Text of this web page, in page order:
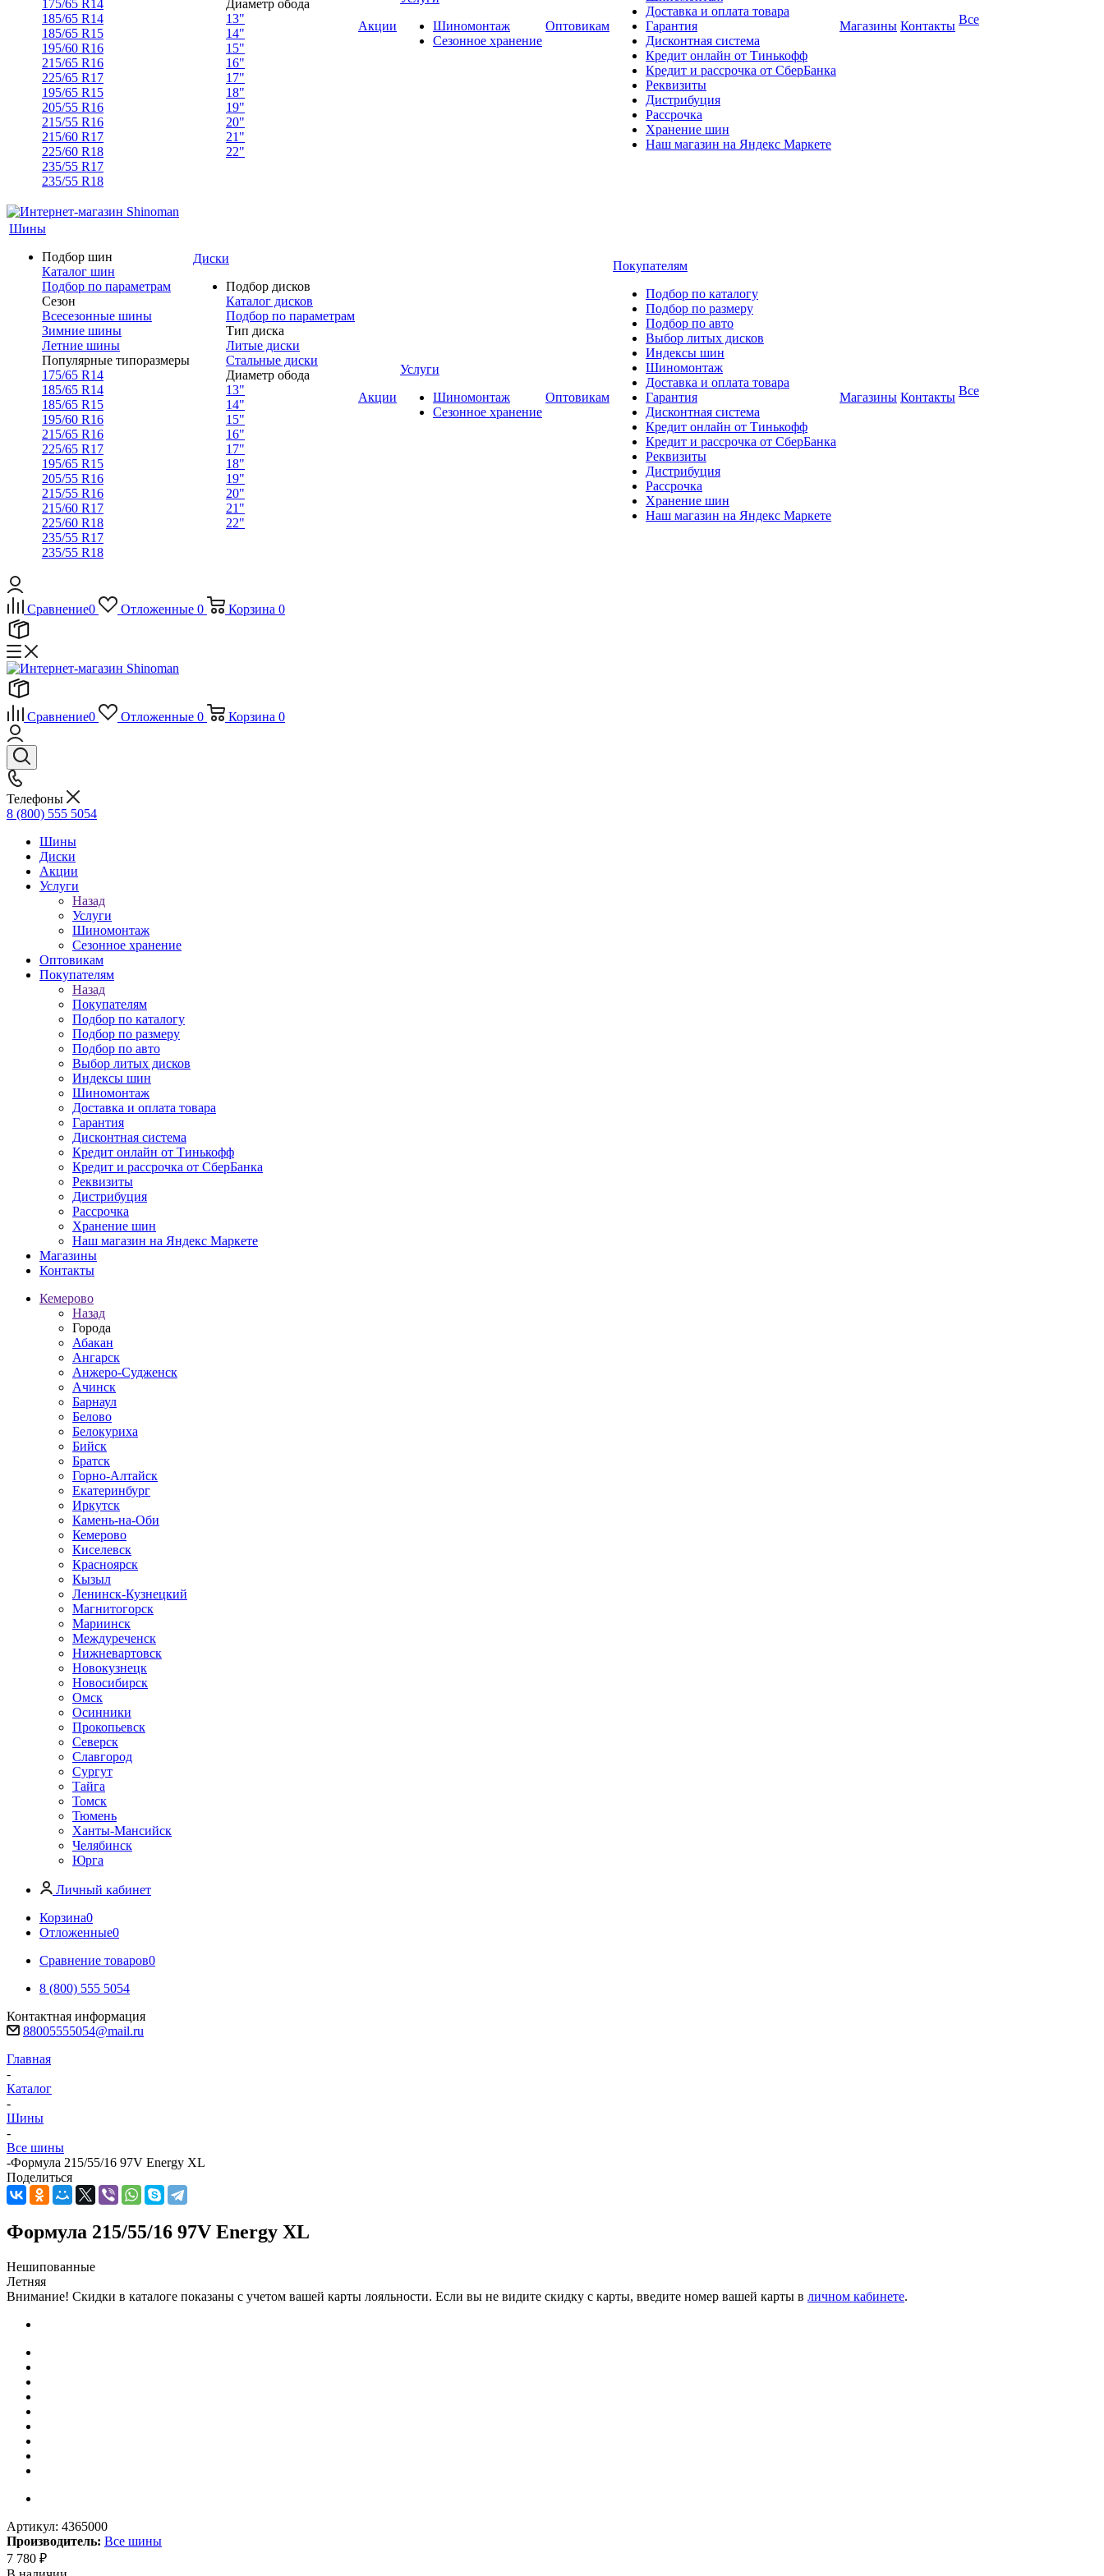
175/65 R14
185/65 R14
185/65 R15
195/60 R16
215/65 R16
225/65 R17
195/65 R15
205/55 R16
215/55 R16
215/60 R17
225/60 R18
235/55 R17
235/55 R18
Диаметр обода
13"
14"
15"
16"
17"
18"
19"
20"
21"
22"
Акции
Шиномонтаж
Сезонное хранение
Оптовикам
Доставка и оплата товара
Гарантия
Дисконтная система
Кредит онлайн от Тинькофф
Кредит и рассрочка от СберБанка
Реквизиты
Дистрибуция
Рассрочка
Хранение шин
Наш магазин на Яндекс Маркете
Магазины Контакты Все
Шины
Подбор шин
Каталог шин
Подбор по параметрам
Сезон
Всесезонные шины
Зимние шины
Летние шины
Популярные типоразмеры
175/65 R14
185/65 R14
185/65 R15
195/60 R16
215/65 R16
225/65 R17
195/65 R15
205/55 R16
215/55 R16
215/60 R17
225/60 R18
235/55 R17
235/55 R18
Диски
Подбор дисков
Каталог дисков
Подбор по параметрам
Тип диска
Литые диски
Стальные диски
Диаметр обода
13"
14"
15"
16"
17"
18"
19"
20"
21"
22"
Акции
Услуги
Шиномонтаж
Сезонное хранение
Оптовикам
Покупателям
Подбор по каталогу
Подбор по размеру
Подбор по авто
Выбор литых дисков
Индексы шин
Шиномонтаж
Доставка и оплата товара
Гарантия
Дисконтная система
Кредит онлайн от Тинькофф
Кредит и рассрочка от СберБанка
Реквизиты
Дистрибуция
Рассрочка
Хранение шин
Наш магазин на Яндекс Маркете
Магазины Контакты Все
Сравнение0 Отложенные 0 Корзина 0
Сравнение0 Отложенные 0 Корзина 0
Телефоны
8 (800) 555 5054
Шины
Диски
Акции
Услуги
Назад
Услуги
Шиномонтаж
Сезонное хранение
Оптовикам
Покупателям
Назад
Покупателям
Подбор по каталогу
Подбор по размеру
Подбор по авто
Выбор литых дисков
Индексы шин
Шиномонтаж
Доставка и оплата товара
Гарантия
Дисконтная система
Кредит онлайн от Тинькофф
Кредит и рассрочка от СберБанка
Реквизиты
Дистрибуция
Рассрочка
Хранение шин
Наш магазин на Яндекс Маркете
Магазины
Контакты
Кемерово
Назад
Города
Абакан
Ангарск
Анжеро-Судженск
Ачинск
Барнаул
Белово
Белокуриха
Бийск
Братск
Горно-Алтайск
Екатеринбург
Иркутск
Камень-на-Оби
Кемерово
Киселевск
Красноярск
Кызыл
Ленинск-Кузнецкий
Магнитогорск
Мариинск
Междуреченск
Нижневартовск
Новокузнецк
Новосибирск
Омск
Осинники
Прокопьевск
Северск
Славгород
Сургут
Тайга
Томск
Тюмень
Ханты-Мансийск
Челябинск
Юрга
Личный кабинет
Корзина0
Отложенные0
Сравнение товаров0
8 (800) 555 5054
Контактная информация
88005555054@mail.ru
Главная
-
Каталог
-
Шины
-
Все шины
-Формула 215/55/16 97V Energy XL
Поделиться
Формула 215/55/16 97V Energy XL
Нешипованные
Летняя
Внимание! Скидки в каталоге показаны с учетом вашей карты лояльности. Если вы не видите скидку с карты, введите номер вашей карты в личном кабинете.
Артикул: 4365000
Производитель: Все шины
7 780 ₽